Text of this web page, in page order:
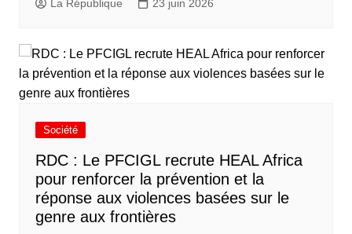
La République 23 juin 2026
Société
RDC : Le PFCIGL recrute HEAL Africa
pour renforcer la prévention et la
réponse aux violences basées sur le
genre aux frontières